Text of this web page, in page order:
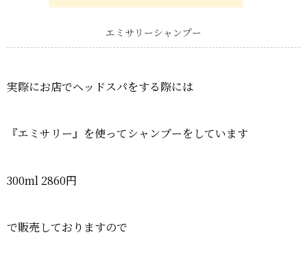
エミサリーシャンプー
実際にお店でヘッドスパをする際には
『エミサリー』を使ってシャンプーをしています
300ml 2860円
で販売しておりますので